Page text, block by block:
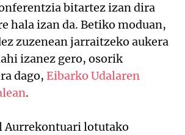
bitartez izan dira
hala izan da. Betiko moduan,
zuzenean jarraitzeko aukera
izanez gero, osorik
dago, Eibarko Udalaren
.
Aurrekontuari lotutako